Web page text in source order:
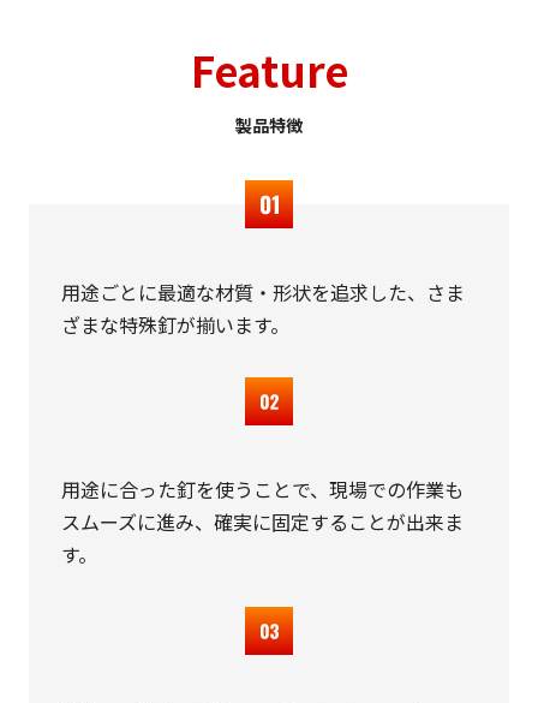
Feature
製品特徴
用途ごとに最適な材質・形状を追求した、さま
ざまな特殊釘が揃います。
用途に合った釘を使うことで、現場での作業も
スムーズに進み、確実に固定することが出来ま
す。